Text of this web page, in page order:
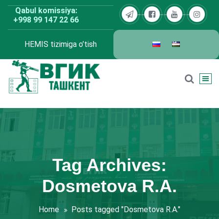
Skip
content
Qabul komissiya:
+998 99 147 22 66
HEMIS tizimiga o’tish
Tag Archives:
Dosmetova R.A.
Home Posts tagged "Dosmetova R.A."